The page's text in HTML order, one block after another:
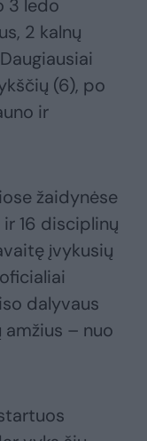
3 ledo
2 kalnų
(6), po
ir
žaidynėse
16 disciplinų
įvykusių
dalyvaus
amžius – nuo